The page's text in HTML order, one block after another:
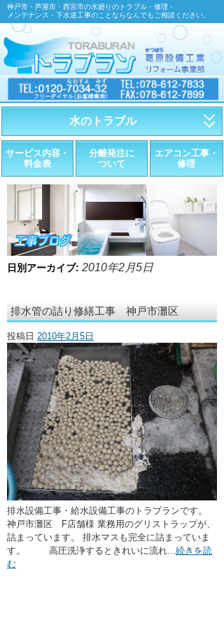
神戸市・芦屋市・西宮市の水廻りのトラブル・修理・
メンテナンス・下水道工事のことならなんでもご相談ください。
水のトラブル
・トイレが詰まったら
・トイレが漏れたら
・水道管が漏れたら
・排水が詰まったら
・悪臭調査
・ここに水栓がほしい
・水廻りメンテナンス
サービス内容・
料金表
分離発注に
ついて
エアコン工事・
修理
日別アーカイブ: 2010年2月5日
排水管の詰り修繕工事 神戸市灘区
投稿日 2010年2月5日
排水設備工事・給水設備工事のトラブランです。
神戸市灘区 F店舗様 業務用のグリストラップが、
詰まっています。 排水マスも完全に詰まっていま
す。 高圧洗浄するときれいに流れ... 続きを読
む